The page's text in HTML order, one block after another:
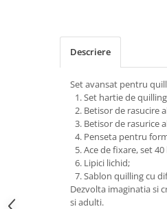
Descriere
Set avansat pentru
Set hartie de
Betisor de rasucire
Betisor de rasurice
Penseta pentru
Ace de fixare, set
Lipici lichid;
Sablon quilling cu
Dezvolta imaginatia si
si adulti.